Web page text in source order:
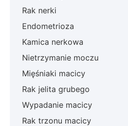
Rak nerki
Endometrioza
Kamica nerkowa
Nietrzymanie moczu
Mięśniaki macicy
Rak jelita grubego
Wypadanie macicy
Rak trzonu macicy